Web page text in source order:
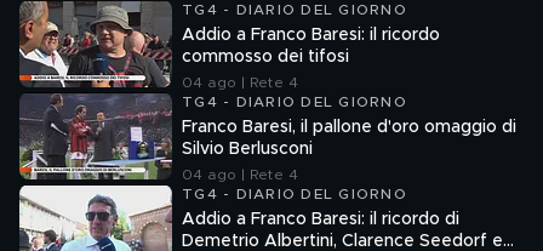
TG4 - DIARIO DEL GIORNO
Addio a Franco Baresi: il ricordo
commosso dei tifosi
04 ago | Rete 4
TG4 - DIARIO DEL GIORNO
Franco Baresi, il pallone d'oro omaggio di
Silvio Berlusconi
04 ago | Rete 4
TG4 - DIARIO DEL GIORNO
Addio a Franco Baresi: il ricordo di
Demetrio Albertini, Clarence Seedorf e